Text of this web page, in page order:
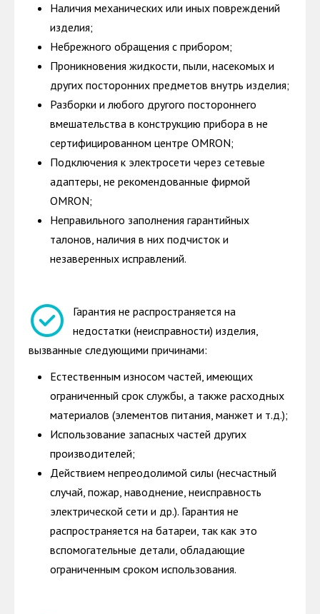
Наличия механических или иных повреждений
изделия;
Небрежного обращения с прибором;
Проникновения жидкости, пыли, насекомых и
других посторонних предметов внутрь изделия;
Разборки и любого другого постороннего
вмешательства в конструкцию прибора в не
сертифицированном центре OMRON;
Подключения к электросети через сетевые
адаптеры, не рекомендованные фирмой
OMRON;
Неправильного заполнения гарантийных
талонов, наличия в них подчисток и
незаверенных исправлений.
Гарантия не распространяется на
недостатки (неисправности) изделия,
вызванные следующими причинами:
Естественным износом частей, имеющих
ограниченный срок службы, а также расходных
материалов (элементов питания, манжет и т.д.);
Использование запасных частей других
производителей;
Действием непреодолимой силы (несчастный
случай, пожар, наводнение, неисправность
электрической сети и др.). Гарантия не
распространяется на батареи, так как это
вспомогательные детали, обладающие
ограниченным сроком использования.